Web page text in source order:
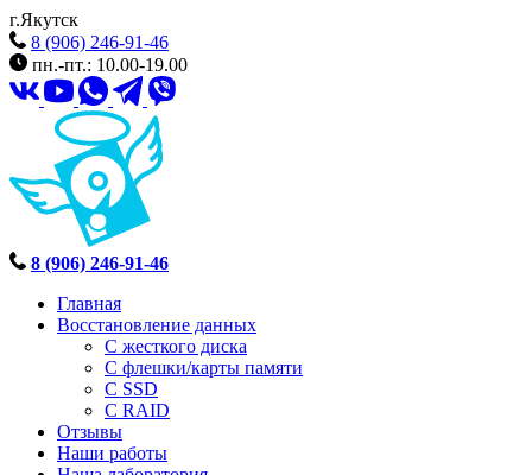
г.Якутск
8 (906) 246-91-46
пн.-пт.: 10.00-19.00
8 (906) 246-91-46
Главная
Восстановление данных
С жесткого диска
С флешки/карты памяти
С SSD
С RAID
Отзывы
Наши работы